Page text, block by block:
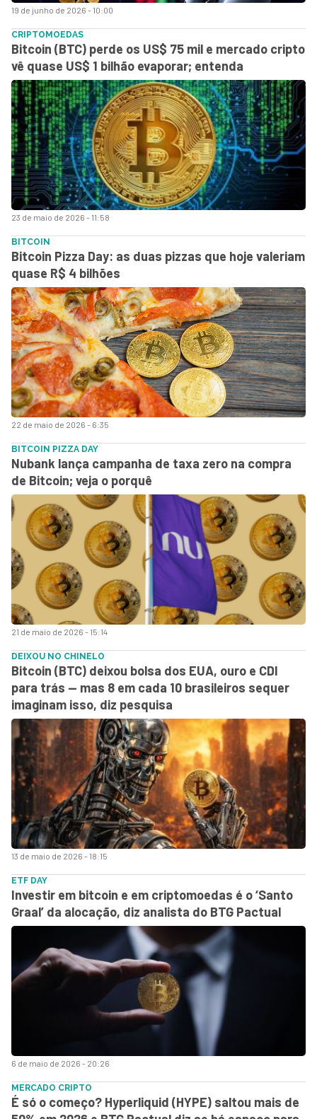
19 de junho de 2026 - 10:00
23 de maio de 2026 - 11:58
CRIPTOMOEDAS
Bitcoin (BTC) perde os US$ 75 mil e mercado cripto
vê quase US$ 1 bilhão evaporar; entenda
22 de maio de 2026 - 6:35
BITCOIN
Bitcoin Pizza Day: as duas pizzas que hoje valeriam
quase R$ 4 bilhões
21 de maio de 2026 - 15:14
BITCOIN PIZZA DAY
Nubank lança campanha de taxa zero na compra
de Bitcoin; veja o porquê
13 de maio de 2026 - 18:15
DEIXOU NO CHINELO
Bitcoin (BTC) deixou bolsa dos EUA, ouro e CDI
para trás — mas 8 em cada 10 brasileiros sequer
imaginam isso, diz pesquisa
6 de maio de 2026 - 20:26
ETF DAY
Investir em bitcoin e em criptomoedas é o ‘Santo
Graal’ da alocação, diz analista do BTG Pactual
MERCADO CRIPTO
É só o começo? Hyperliquid (HYPE) saltou mais de